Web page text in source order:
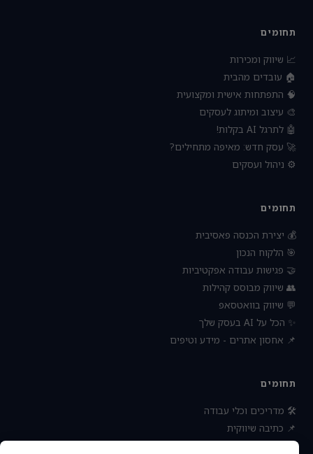
תחומים
📈 שיווק ומכירות
🏠 עובדים מהבית
🧠 התפתחות אישית ומקצועית
🎨 עיצוב ומיתוג לעסקים
🤖 לתרגל AI בקלות!
🚀 עסק חדש: מאיפה מתחילים?
⚙️ ניהול ועסקים
תחומים
💰 יצירת הכנסה פאסיבית
🎯 הלקוח הנכון
🤝 פגישות עבודה אפקטיביות
👥 שיווק מבוסס קהילות
💬 שיווק בוואטסאפ
✨ הכל על AI בעסק שלך
📌 אחסון אתרים - מידע וטיפים
תחומים
🛠 מדריכים וכלי עבודה
📌 כתיבה שיווקית
📌 socialbee מפלצת המדיה